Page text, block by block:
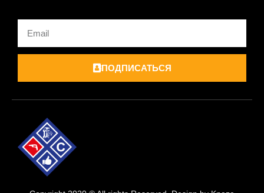
Email
ПОДПИСАТЬСЯ